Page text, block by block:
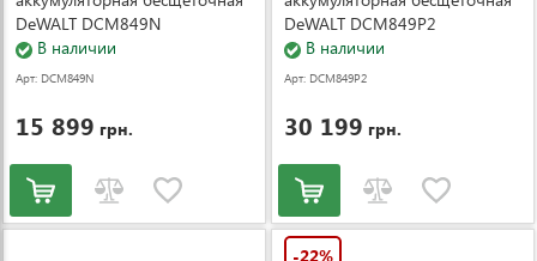
DeWALT DCM849N
(DCM849N)
В наличии
Арт: DCM849N
15 899 грн.
DeWALT DCM849P2
(DCM849P2)
В наличии
Арт: DCM849P2
30 199 грн.
-22%